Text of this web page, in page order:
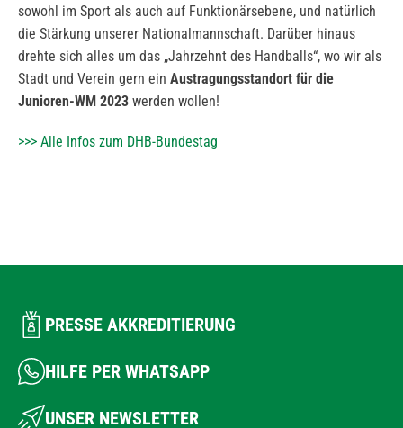
sowohl im Sport als auch auf Funktionärsebene, und natürlich
die Stärkung unserer Nationalmannschaft. Darüber hinaus
drehte sich alles um das „Jahrzehnt des Handballs“, wo wir als
Stadt und Verein gern ein Austragungsstandort für die
Junioren-WM 2023 werden wollen!
>>> Alle Infos zum DHB-Bundestag
PRESSE AKKREDITIERUNG
HILFE PER WHATSAPP
UNSER NEWSLETTER